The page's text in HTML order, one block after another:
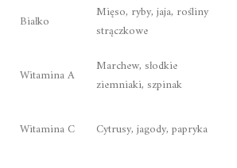
Białko
Mięso, ryby, jaja, rośliny
strączkowe
Witamina A
Marchew, słodkie
ziemniaki, szpinak
Witamina C Cytrusy, jagody, papryka